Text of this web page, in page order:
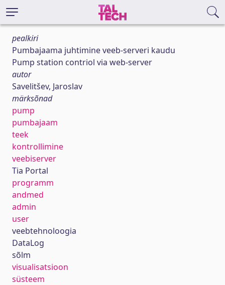
pealkiri
Pumbajaama juhtimine veeb-serveri kaudu
Pump station contriol via web-server
autor
Savelitšev, Jaroslav
märksõnad
pump
pumbajaam
teek
kontrollimine
veebiserver
Tia Portal
programm
andmed
admin
user
veebtehnoloogia
DataLog
sõlm
visualisatsioon
süsteem